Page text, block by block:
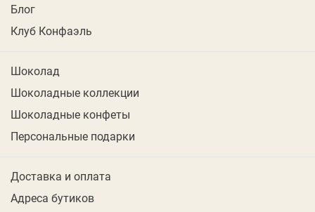
Блог
Клуб Конфаэль
Шоколад
Шоколадные коллекции
Шоколадные конфеты
Персональные подарки
Доставка и оплата
Адреса бутиков